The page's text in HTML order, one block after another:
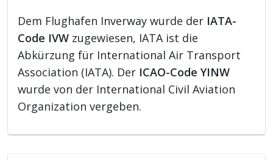
Dem Flughafen Inverway wurde der IATA-
Code IVW zugewiesen, IATA ist die
Abkürzung für International Air Transport
Association (IATA). Der ICAO-Code YINW
wurde von der International Civil Aviation
Organization vergeben.